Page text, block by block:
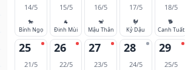
14/5
🐎
Bính Ngọ
15/5
🐐
Đinh Mùi
16/5
🐒
Mậu Thân
17/5
🐓
Kỷ Dậu
18/5
🐕
Canh Tuất
25
21/5
26
22/5
27
23/5
28
24/5
29
25/5